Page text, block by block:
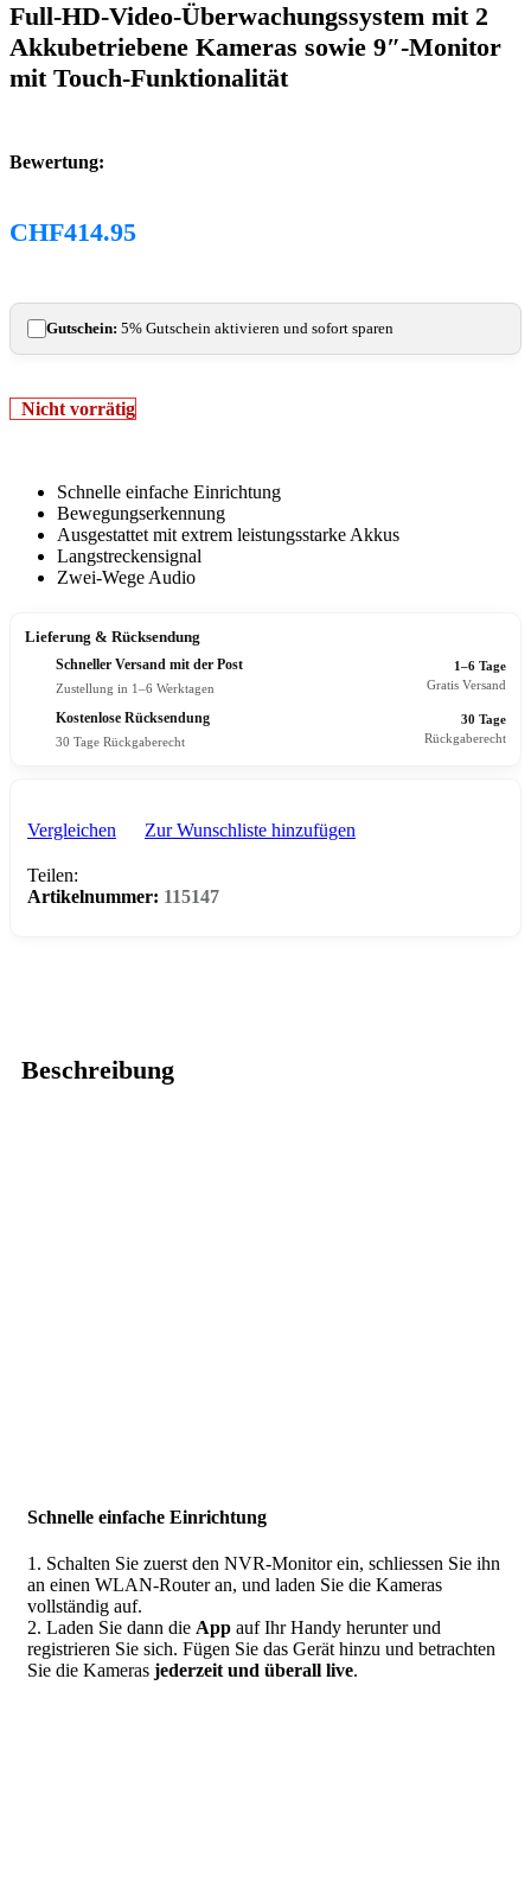
Full-HD-Video-Überwachungssystem mit 2
Akkubetriebene Kameras sowie 9″-Monitor
mit Touch-Funktionalität
Bewertung:
CHF414.95
Gutschein: 5% Gutschein aktivieren und sofort sparen
Nicht vorrätig
Schnelle einfache Einrichtung
Bewegungserkennung
Ausgestattet mit extrem leistungsstarke Akkus
Langstreckensignal
Zwei-Wege Audio
Lieferung & Rücksendung
Schneller Versand mit der Post
Zustellung in 1–6 Werktagen
1–6 Tage
Gratis Versand
Kostenlose Rücksendung
30 Tage Rückgaberecht
30 Tage
Rückgaberecht
Vergleichen Zur Wunschliste hinzufügen
Teilen:
Artikelnummer: 115147
Beschreibung
Schnelle einfache Einrichtung
1. Schalten Sie zuerst den NVR-Monitor ein, schliessen Sie ihn
an einen WLAN-Router an, und laden Sie die Kameras
vollständig auf.
2. Laden Sie dann die App auf Ihr Handy herunter und
registrieren Sie sich. Fügen Sie das Gerät hinzu und betrachten
Sie die Kameras jederzeit und überall live.